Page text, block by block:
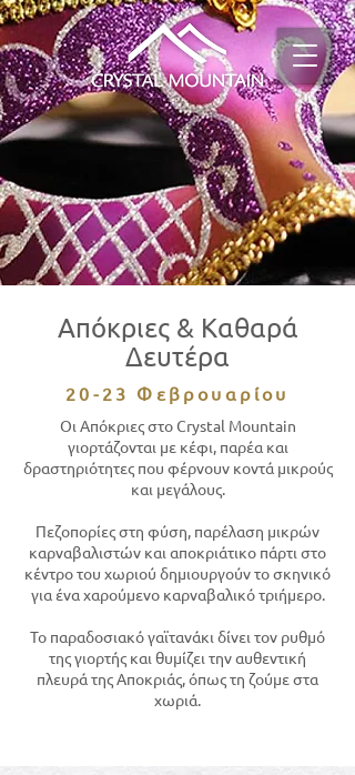
Απόκριες & Καθαρά
Δευτέρα
20-23 Φεβρουαρίου
Οι Απόκριες στο Crystal Mountain
γιορτάζονται με κέφι, παρέα και
δραστηριότητες που φέρνουν κοντά μικρούς
και μεγάλους.
Πεζοπορίες στη φύση, παρέλαση μικρών
καρναβαλιστών και αποκριάτικο πάρτι στο
κέντρο του χωριού δημιουργούν το σκηνικό
για ένα χαρούμενο καρναβαλικό τριήμερο.
Το παραδοσιακό γαϊτανάκι δίνει τον ρυθμό
της γιορτής και θυμίζει την αυθεντική
πλευρά της Αποκριάς, όπως τη ζούμε στα
χωριά.